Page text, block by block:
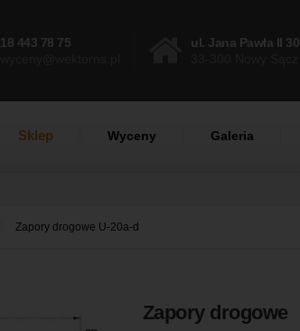
18 443 78 75
ul. Jana Pawła II 30
Sklep Wyceny Galeria
Zapory drogowe U-20a-d
Zapory drogowe